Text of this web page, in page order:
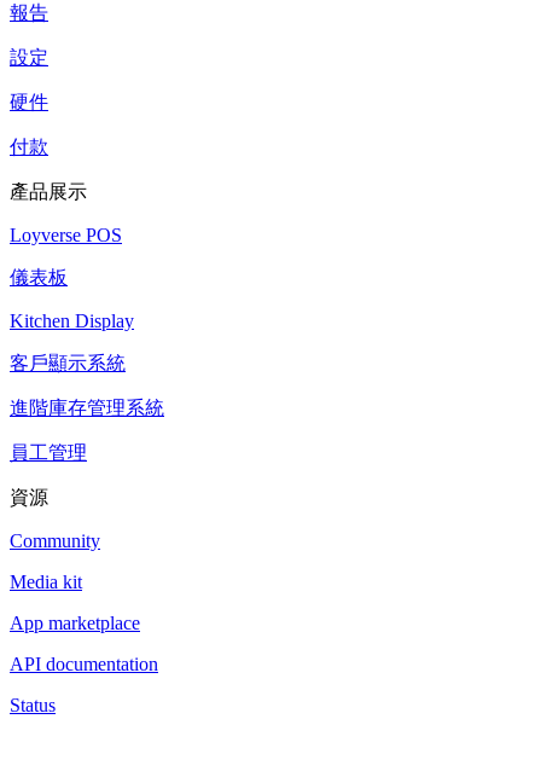
報告
設定
硬件
付款
產品展示
Loyverse POS
儀表板
Kitchen Display
客戶顯示系統
進階庫存管理系統
員工管理
資源
Community
Media kit
App marketplace
API documentation
Status